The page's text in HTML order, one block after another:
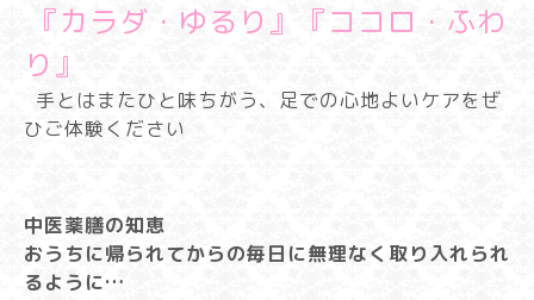
『カラダ・ゆるり』『ココロ・ふわ
り』
手とはまたひと味ちがう、足での心地よいケアをぜ
ひご体験ください
中医薬膳の知恵
おうちに帰られてからの毎日に無理なく取り入れられ
るように…